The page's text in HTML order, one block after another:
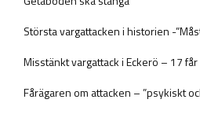
Största vargattacken i historien -
Misstänkt vargattack i Eckerö – 17
Fårägaren om attacken – ”psykiskt